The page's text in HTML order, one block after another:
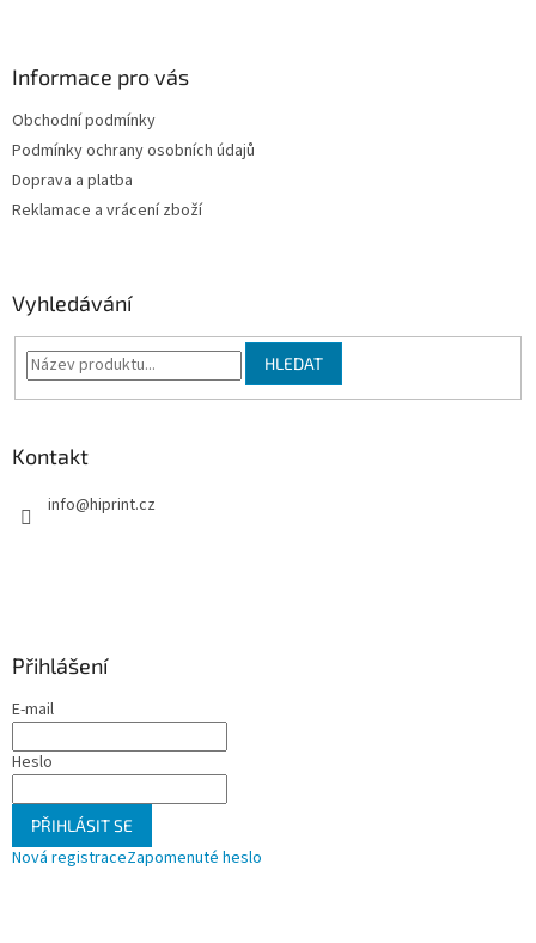
Informace pro vás
Obchodní podmínky
Podmínky ochrany osobních údajů
Doprava a platba
Reklamace a vrácení zboží
Vyhledávání
HLEDAT
Kontakt
info@hiprint.cz
Přihlášení
E-mail
Heslo
PŘIHLÁSIT SE
Nová registraceZapomenuté heslo